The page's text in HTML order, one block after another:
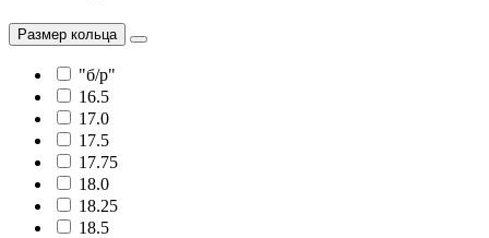
Размер кольца
"б/р"
16.5
17.0
17.5
17.75
18.0
18.25
18.5